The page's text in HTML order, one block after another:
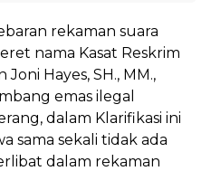
rekaman suara
nama Kasat Reskrim
Joni Hayes, SH., MM.,
emas ilegal
dalam Klarifikasi ini
sama sekali tidak ada
dalam rekaman